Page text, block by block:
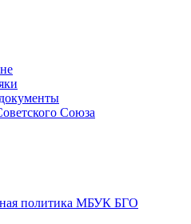
Союза
политика МБУК БГО